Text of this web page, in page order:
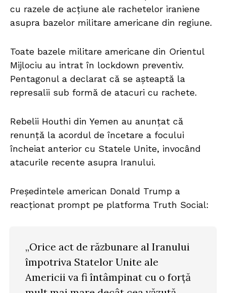
cu razele de acțiune ale rachetelor iraniene
asupra bazelor militare americane din regiune.
Toate bazele militare americane din Orientul
Mijlociu au intrat în lockdown preventiv.
Pentagonul a declarat că se așteaptă la
represalii sub formă de atacuri cu rachete.
Rebelii Houthi din Yemen au anunțat că
renunță la acordul de încetare a focului
încheiat anterior cu Statele Unite, invocând
atacurile recente asupra Iranului.
Președintele american Donald Trump a
reacționat prompt pe platforma Truth Social:
„Orice act de răzbunare al Iranului
împotriva Statelor Unite ale
Americii va fi întâmpinat cu o forță